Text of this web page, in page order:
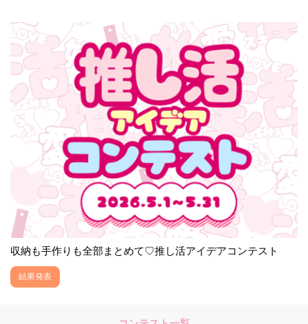
収納も手作りも全部まとめて♡推し活アイデアコンテスト
結果発表